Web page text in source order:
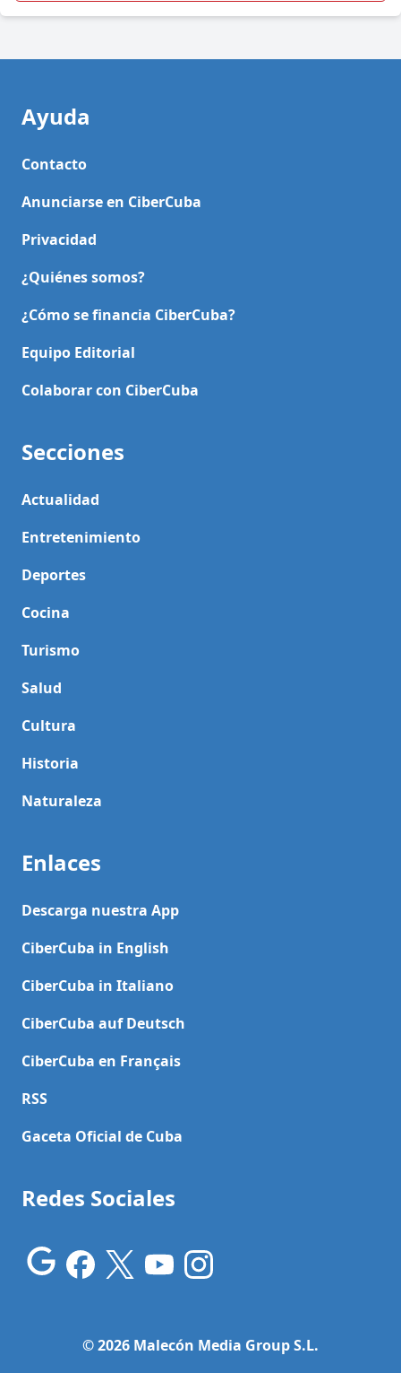
Ayuda
Contacto
Anunciarse en CiberCuba
Privacidad
¿Quiénes somos?
¿Cómo se financia CiberCuba?
Equipo Editorial
Colaborar con CiberCuba
Secciones
Actualidad
Entretenimiento
Deportes
Cocina
Turismo
Salud
Cultura
Historia
Naturaleza
Enlaces
Descarga nuestra App
CiberCuba in English
CiberCuba in Italiano
CiberCuba auf Deutsch
CiberCuba en Français
RSS
Gaceta Oficial de Cuba
Redes Sociales
© 2026 Malecón Media Group S.L.